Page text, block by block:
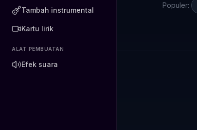
Tambah instrumental
Kartu lirik
ALAT PEMBUATAN
Efek suara
Populer: